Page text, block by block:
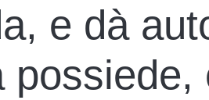
e dà